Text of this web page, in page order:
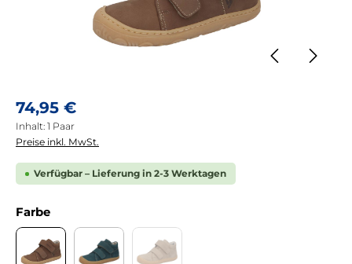
Regulärer Preis:
74,95 €
Inhalt: 1 Paar
Preise inkl. MwSt.
Verfügbar – Lieferung in 2-3 Werktagen
Farbeauswählen